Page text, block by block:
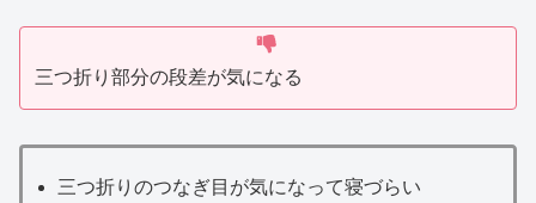
三つ折り部分の段差が気になる
三つ折りのつなぎ目が気になって寝づらい